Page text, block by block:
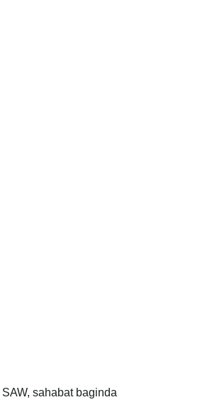
sahabat baginda